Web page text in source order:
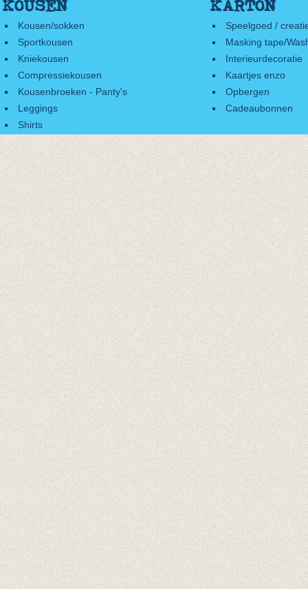
KOUSEN
Kousen/sokken
Sportkousen
Kniekousen
Compressiekousen
Kousenbroeken - Panty's
Leggings
Shirts
KARTON
Speelgoed /
Masking tape/
Interieurdecoratie
Kaartjes enzo
Opbergen
Cadeaubonnen